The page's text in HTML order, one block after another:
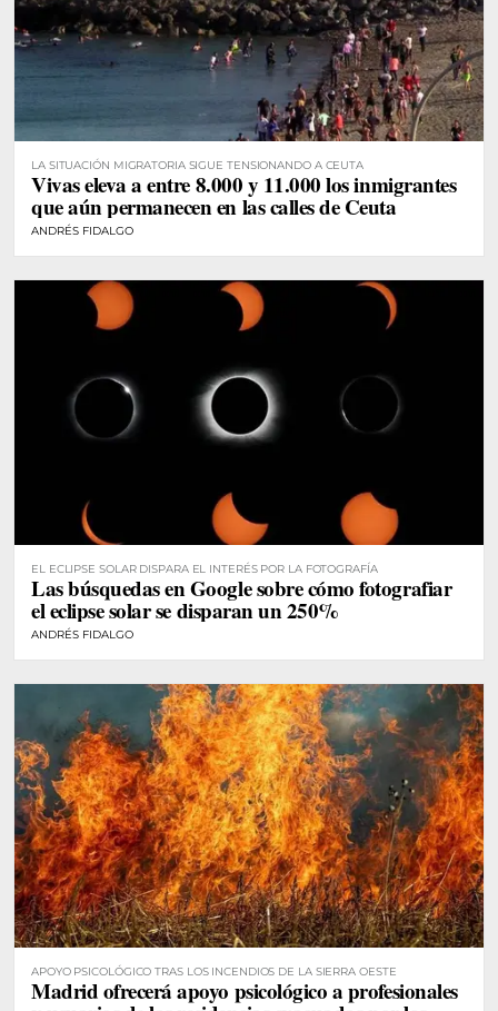
LA SITUACIÓN MIGRATORIA SIGUE TENSIONANDO A CEUTA
Vivas eleva a entre 8.000 y 11.000 los inmigrantes
que aún permanecen en las calles de Ceuta
ANDRÉS FIDALGO
EL ECLIPSE SOLAR DISPARA EL INTERÉS POR LA FOTOGRAFÍA
Las búsquedas en Google sobre cómo fotografiar
el eclipse solar se disparan un 250%
ANDRÉS FIDALGO
APOYO PSICOLÓGICO TRAS LOS INCENDIOS DE LA SIERRA OESTE
Madrid ofrecerá apoyo psicológico a profesionales